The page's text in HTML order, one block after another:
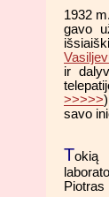
1932
gavo
ir
>>>>>
savo
Tokią